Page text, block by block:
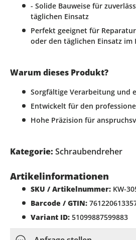
- Solide Bauweise für
täglichen Einsatz
Perfekt geeignet für
oder den täglichen Einsatz im
Warum dieses Produkt?
Sorgfältige Verarbeitung und
Entwickelt für den
Hohe Präzision für
Kategorie: Schraubendreher
Artikelinformationen
SKU / Artikelnummer: KW-
Barcode / GTIN:
Variant ID: 51099887599883